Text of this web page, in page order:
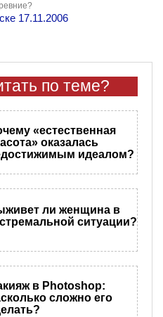
17.11.2006
по теме?
«естественная
оказалась
идеалом?
ли женщина в
ситуации?
в Photoshop:
сложно его